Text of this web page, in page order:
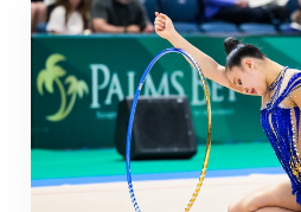
Nächster Halt: